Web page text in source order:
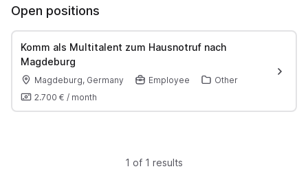
Open positions
Komm als Multitalent zum Hausnotruf nach
Magdeburg
Magdeburg, Germany Employee
Other
2.700 € / month
1 of 1 results